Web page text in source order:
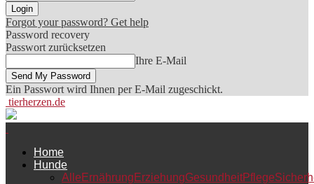
Forgot your password? Get help
Password recovery
Passwort zurücksetzen
Ihre E-Mail
Ein Passwort wird Ihnen per E-Mail zugeschickt.
tierherzen.de
Home
Hunde
Alle Ernährung ErziehungGesundheitPflege